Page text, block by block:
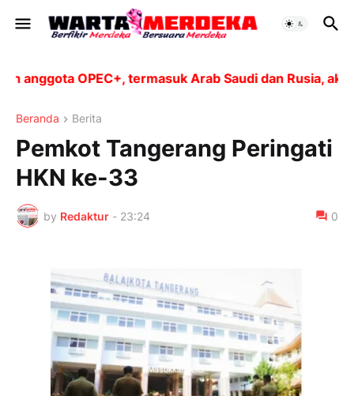
OPEC+, termasuk Arab Saudi dan Rusia, akan
Beranda Berita
Pemkot Tangerang Peringati
HKN ke-33
by Redaktur - 23:24 0